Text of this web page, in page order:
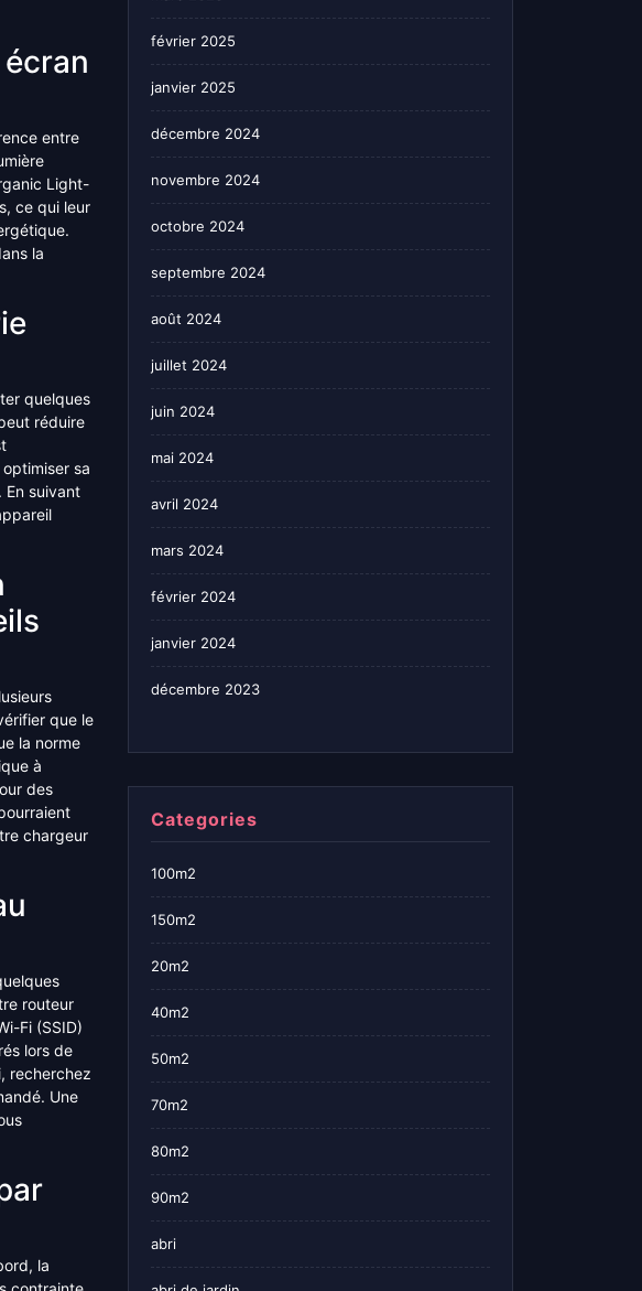
entre
Light-
ce qui leur
la
quelques
réduire
sa
suivant
que le
la norme
à
des
chargeur
routeur
Fi (SSID)
lors de
recherchez
Une
la
février 2025
janvier 2025
décembre 2024
novembre 2024
octobre 2024
septembre 2024
août 2024
juillet 2024
juin 2024
mai 2024
avril 2024
mars 2024
février 2024
janvier 2024
décembre 2023
Categories
100m2
150m2
20m2
40m2
50m2
70m2
80m2
90m2
abri